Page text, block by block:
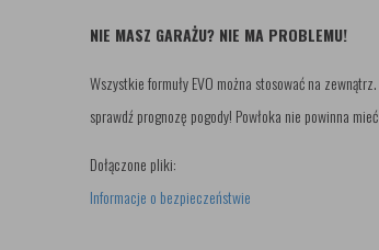
NIE MASZ GARAŻU? NIE MA PROBLEMU!
Wszystkie formuły EVO można stosować na
sprawdź prognozę pogody! Powłoka nie powinna
Dołączone pliki:
Informacje o bezpieczeństwie